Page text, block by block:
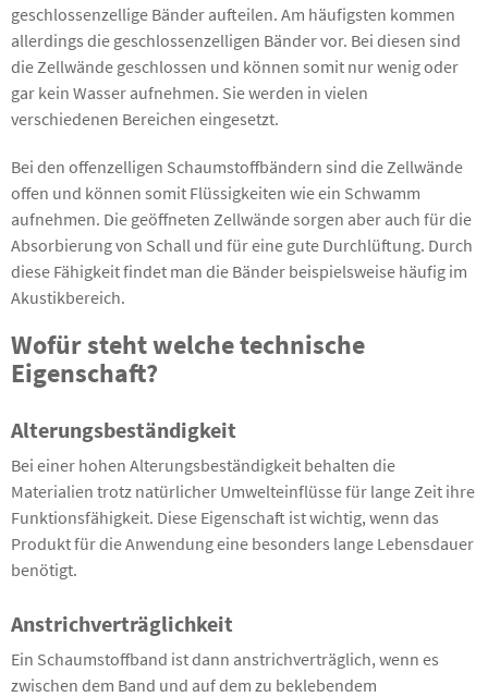
geschlossenzellige Bänder aufteilen. Am häufigsten kommen
allerdings die geschlossenzelligen Bänder vor. Bei diesen sind
die Zellwände geschlossen und können somit nur wenig oder
gar kein Wasser aufnehmen. Sie werden in vielen
verschiedenen Bereichen eingesetzt.
Bei den offenzelligen Schaumstoffbändern sind die Zellwände
offen und können somit Flüssigkeiten wie ein Schwamm
aufnehmen. Die geöffneten Zellwände sorgen aber auch für die
Absorbierung von Schall und für eine gute Durchlüftung. Durch
diese Fähigkeit findet man die Bänder beispielsweise häufig im
Akustikbereich.
Wofür steht welche technische
Eigenschaft?
Alterungsbeständigkeit
Bei einer hohen Alterungsbeständigkeit behalten die
Materialien trotz natürlicher Umwelteinflüsse für lange Zeit ihre
Funktionsfähigkeit. Diese Eigenschaft ist wichtig, wenn das
Produkt für die Anwendung eine besonders lange Lebensdauer
benötigt.
Anstrichverträglichkeit
Ein Schaumstoffband ist dann anstrichverträglich, wenn es
zwischen dem Band und auf dem zu beklebendem